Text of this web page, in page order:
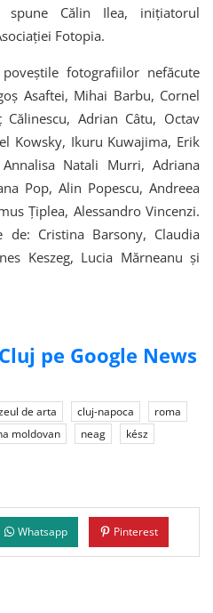
spune Călin Ilea, inițiatorul
Fotopia.
fotografiilor nefăcute
Asaftei, Mihai Barbu, Cornel
Adrian Câtu, Octav
Kowsky, Ikuru Kuwajima, Erik
Natali Murri, Adriana
Pop, Alin Popescu, Andreea
Țiplea, Alessandro Vincenzi.
Cristina Barsony, Claudia
Keszeg, Lucia Mărneanu și
pe Google News
de arta cluj-napoca
roma
moldovan neag
kész
Whatsapp Pinterest